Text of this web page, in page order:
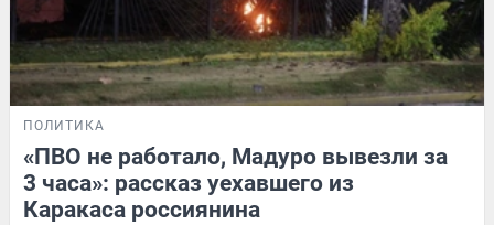
ПОЛИТИКА
«ПВО не работало, Мадуро вывезли за
3 часа»: рассказ уехавшего из
Каракаса россиянина